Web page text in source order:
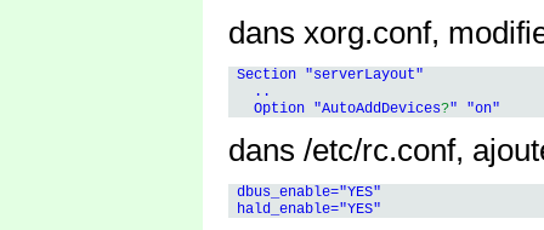
dans xorg.conf,
Section "serverLayout"
   ..
   Option "AutoAddDevices
?
dans /etc/rc.conf,
dbus_enable="YES"